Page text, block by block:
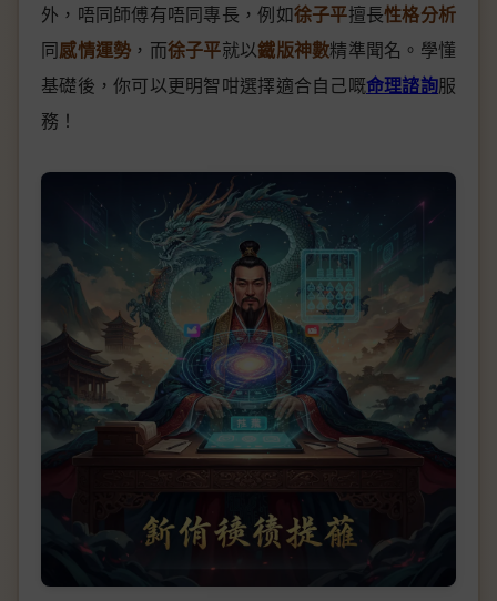
外，唔同師傅有唔同專長，例如徐子平擅長性格分析
同感情運勢 ，而徐子平就以鐵版神數精準聞名。學懂
基礎後，你可以更明智咁選擇適合自己嘅命理諮詢服
務！